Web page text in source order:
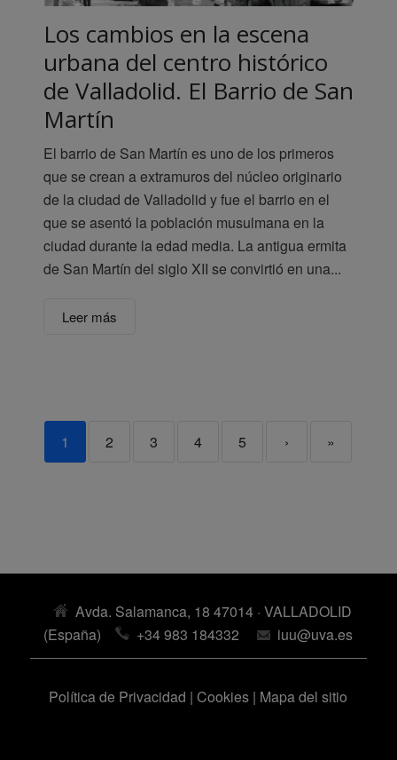
Los cambios en la escena
urbana del centro histórico
de Valladolid. El Barrio de San
Martín
El barrio de San Martín es uno de los primeros
que se crean a extramuros del núcleo originario
de la ciudad de Valladolid y fue el barrio en el
que se asentó la población musulmana en la
ciudad durante la edad media. La antigua ermita
de San Martín del siglo XII se convirtió en una...
Leer más
1 2 3 4 5 › »
Avda. Salamanca, 18 47014 · VALLADOLID
(España)
+34 983 184332 iuu@uva.es
Política de Privacidad | Cookies | Mapa del sitio